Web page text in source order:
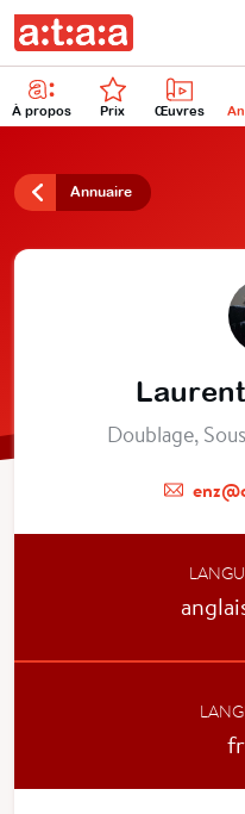
À propos Prix Œuvres
Annuaire
Doublage,